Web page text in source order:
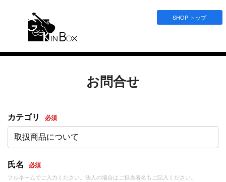
SHOP トップ
お問合せ
カテゴリ 必須
取扱商品について
氏名 必須
フルネームでご入力ください。法人の場合はご担当者名もご記入ください。